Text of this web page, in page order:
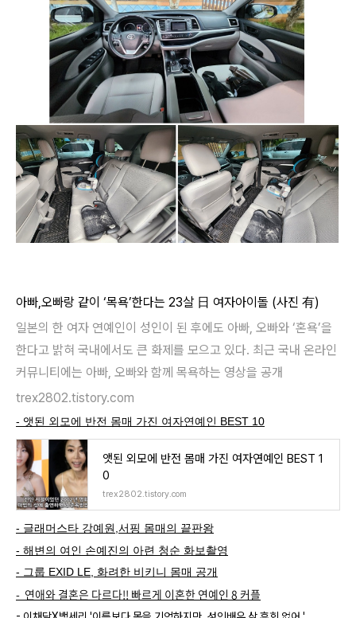
아빠,오빠랑 같이 ‘목욕’한다는 23살 日 여자아이돌 (사진 有)
일본의 한 여자 연예인이 성인이 된 후에도 아빠, 오빠와 ‘혼욕’을
한다고 밝혀 국내에서도 큰 화제를 모으고 있다. 최근 국내 온라인
커뮤니티에는 아빠, 오빠와 함께 목욕하는 영상을 공개
trex2802.tistory.com
- 앳된 외모에 반전 몸매 가진 여자연예인 BEST 10
앳된 외모에 반전 몸매 가진 여자연예인 BEST 1
0
trex2802.tistory.com
- 글래머스타 강예원,서핑 몸매의 끝판왕
- 해변의 여인 손예진의 아련 청순 화보촬영
- 그룹 EXID LE, 화려한 비키니 몸매 공개
- 연애와 결혼은 다르다!! 빠르게 이혼한 연예인 8 커플